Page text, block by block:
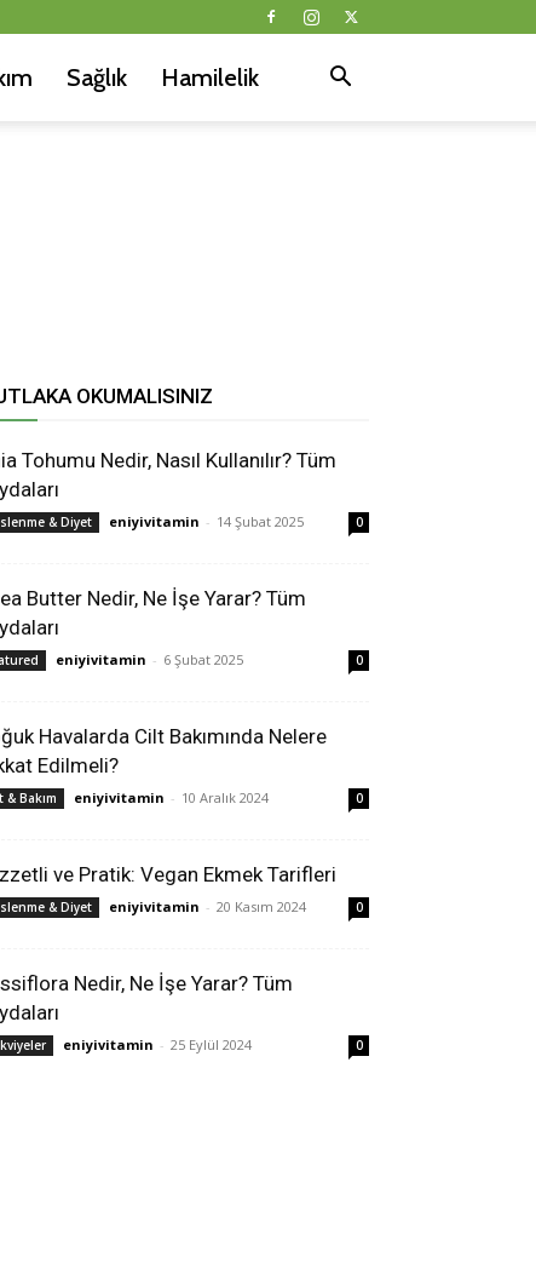
Sağlık Hamilelik
OKUMALISINIZ
Tohumu Nedir, Nasıl Kullanılır? Tüm
& Diyet eniyivitamin - 14 Şubat 2025 0
Butter Nedir, Ne İşe Yarar? Tüm
eniyivitamin - 6 Şubat 2025 0
Havalarda Cilt Bakımında Nelere
Edilmeli?
& Bakım eniyivitamin - 10 Aralık 2024 0
ve Pratik: Vegan Ekmek Tarifleri
& Diyet eniyivitamin - 20 Kasım 2024 0
Nedir, Ne İşe Yarar? Tüm
eniyivitamin - 25 Eylül 2024 0